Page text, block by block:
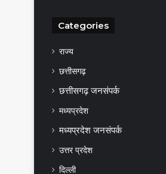
Categories
राज्य
छत्तीसगढ़
छत्तीसगढ़ जनसंपर्क
मध्यप्रदेश
मध्यप्रदेश जनसंपर्क
उत्तर प्रदेश
दिल्ली